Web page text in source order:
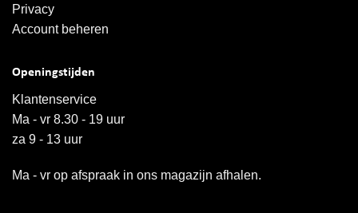
Privacy
Account beheren
Openingstijden
Klantenservice
Ma - vr 8.30 - 19 uur
za 9 - 13 uur
Ma - vr op afspraak in ons magazijn afhalen.